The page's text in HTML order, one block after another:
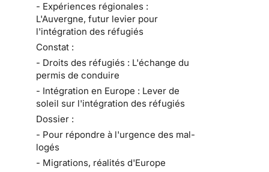
- Expériences régionales :
L'Auvergne, futur levier pour
l'intégration des réfugiés
Constat :
- Droits des réfugiés : L'échange du
permis de conduire
- Intégration en Europe : Lever de
soleil sur l'intégration des réfugiés
Dossier :
- Pour répondre à l'urgence des mal-
logés
- Migrations, réalités d'Europe